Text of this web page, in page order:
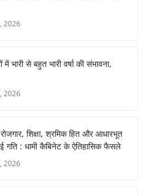
2026
भारी से बहुत भारी वर्षा की संभावना,
2026
शिक्षा, श्रमिक हित और आधारभूत
गति : धामी कैबिनेट के ऐतिहासिक फैसले
2026